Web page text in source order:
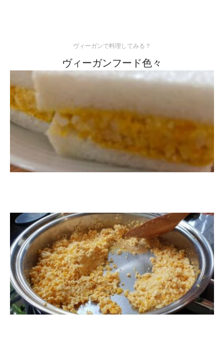
ヴィーガンで料理してみる？
ヴィーガンフード色々